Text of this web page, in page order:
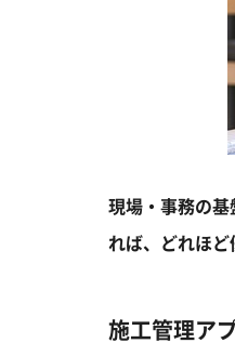
現場・事務の
れば、どれほ
施工管理ア